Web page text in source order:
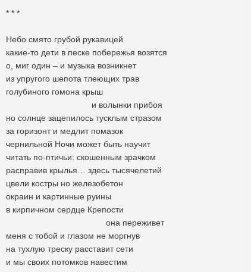
* * *
Небо смято грубой рукавицей
какие-то дети в песке побережья возятся
о, миг один – и музыка возникнет
из упругого шепота тлеющих трав
голубиного гомона крыш
и волынки прибоя
но солнце зацепилось тусклым стразом
за горизонт и медлит помазок
чернильной Ночи может быть научит
читать по-птичьи: скошенным зрачком
расправив крылья… здесь тысячелетий
цвели костры но железобетон
окраин и картинные руины
в кирпичном сердце Крепости
она переживет
меня с тобой и глазом не моргнув
на тухлую треску расставит сети
и мы своих потомков навестим